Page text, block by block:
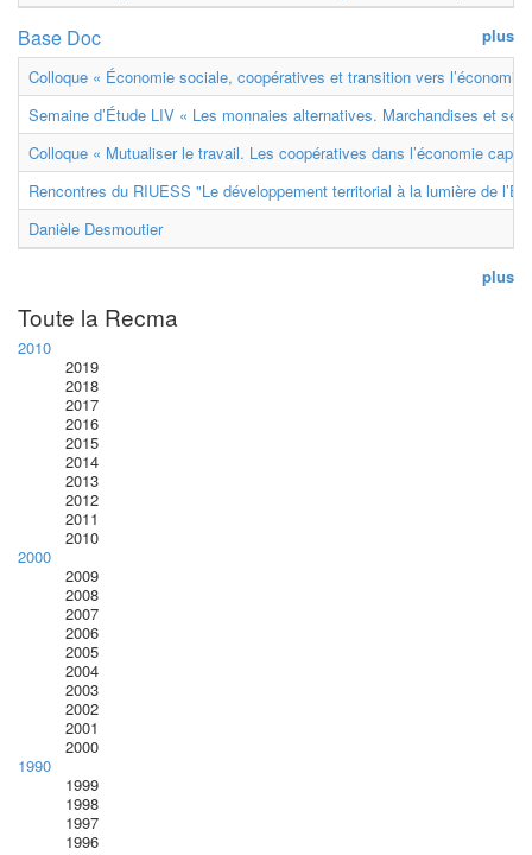
plus
Base Doc
Colloque « Économie sociale, coopératives et transition vers
Semaine d’Étude LIV « Les monnaies alternatives. Marchandises et
Colloque « Mutualiser le travail. Les coopératives dans l’économie
Rencontres du RIUESS "Le développement territorial à la lumière de
Danièle Desmoutier
plus
Toute la Recma
2010
2019
2018
2017
2016
2015
2014
2013
2012
2011
2010
2000
2009
2008
2007
2006
2005
2004
2003
2002
2001
2000
1990
1999
1998
1997
1996